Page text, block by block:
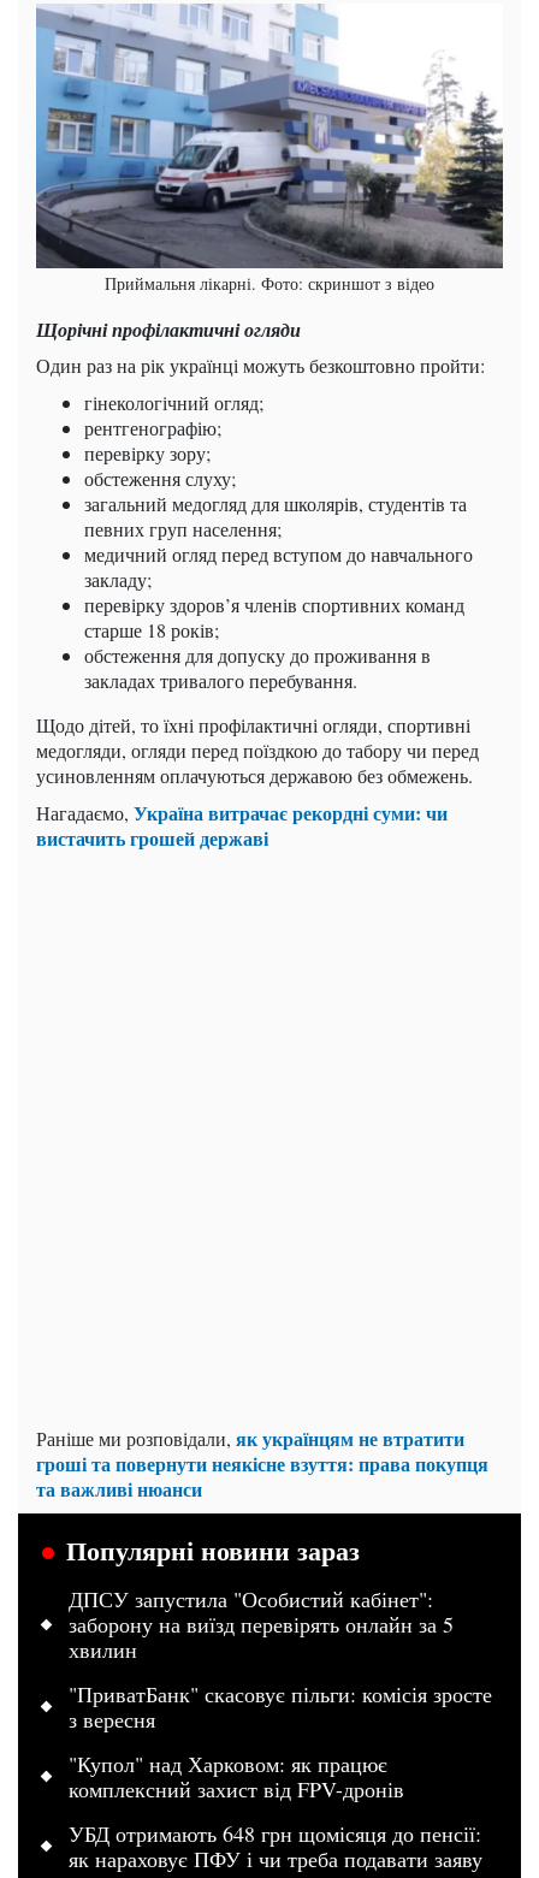
Приймальня лікарні. Фото: скриншот з відео
Щорічні профілактичні огляди
Один раз на рік українці можуть безкоштовно пройти:
гінекологічний огляд;
рентгенографію;
перевірку зору;
обстеження слуху;
загальний медогляд для школярів, студентів та
певних груп населення;
медичний огляд перед вступом до навчального
закладу;
перевірку здоров’я членів спортивних команд
старше 18 років;
обстеження для допуску до проживання в
закладах тривалого перебування.
Щодо дітей, то їхні профілактичні огляди, спортивні
медогляди, огляди перед поїздкою до табору чи перед
усиновленням оплачуються державою без обмежень.
Нагадаємо, Україна витрачає рекордні суми: чи
вистачить грошей державі
Раніше ми розповідали, як українцям не втратити
гроші та повернути неякісне взуття: права покупця
та важливі нюанси
Популярні новини зараз
ДПСУ запустила "Особистий кабінет":
заборону на виїзд перевірять онлайн за 5
хвилин
"ПриватБанк" скасовує пільги: комісія зросте
з вересня
"Купол" над Харковом: як працює
комплексний захист від FPV-дронів
УБД отримають 648 грн щомісяця до пенсії:
як нараховує ПФУ і чи треба подавати заяву